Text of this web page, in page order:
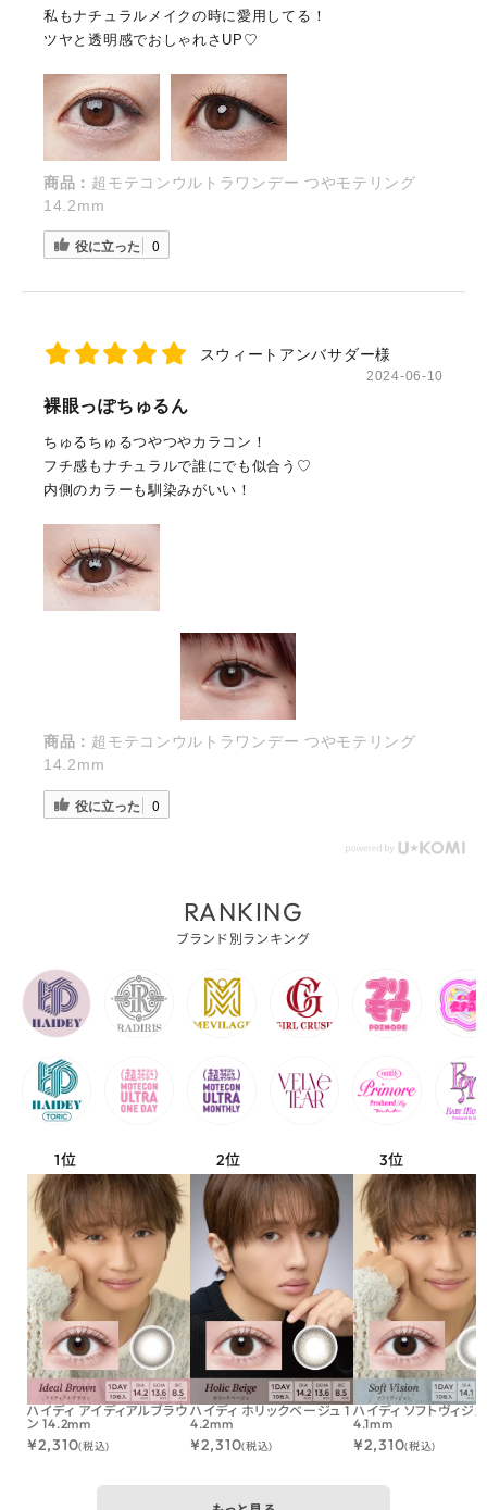
私もナチュラルメイクの時に愛用してる！
ツヤと透明感でおしゃれさUP♡
商品： 超モテコンウルトラワンデー つやモテリング
14.2mm
役に立った 0
スウィートアンバサダー様
2024-06-10
裸眼っぽちゅるん
ちゅるちゅるつやつやカラコン！
フチ感もナチュラルで誰にでも似合う♡
内側のカラーも馴染みがいい！
商品： 超モテコンウルトラワンデー つやモテリング
14.2mm
役に立った 0
RANKING
ブランド別ランキング
ハイディ アイディアルブラウ
ン 14.2mm
¥2,310(税込)
ハイディ ホリックベージュ 1
4.2mm
¥2,310(税込)
ハイディ ソフトヴィジ
4.1mm
¥2,310(税込)